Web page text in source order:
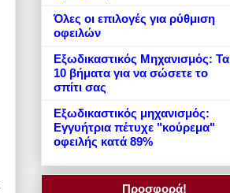
Όλες οι επιλογές για ρύθμιση
οφειλών
Εξωδικαστικός Μηχανισμός: Τα
10 βήματα για να σώσετε το
σπίτι σας
Εξωδικαστικός μηχανισμός:
Εγγυήτρια πέτυχε "κούρεμα"
οφειλής κατά 89%
Προσφορά!